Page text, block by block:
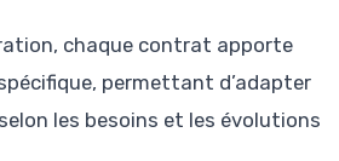
chaque contrat apporte
permettant d’adapter
les besoins et les évolutions